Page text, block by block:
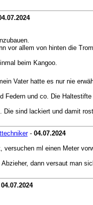
vor allem von hinten die
beim Kangoo.
Vater hatte es nur nie
Federn und co. Die
Die sind lackiert und damit
- 04.07.2024
ml einen Meter
dann versaut man
04.07.2024